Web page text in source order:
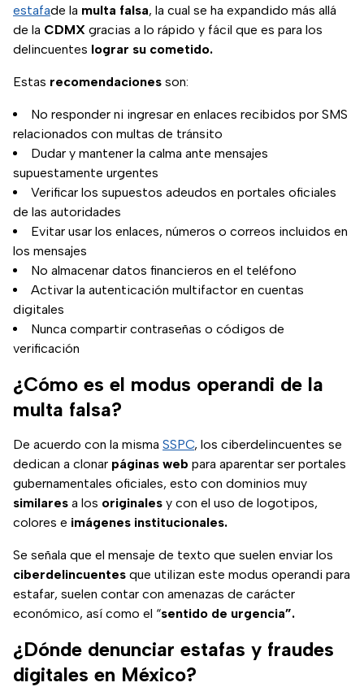
estafade la multa falsa, la cual se ha expandido más allá
de la CDMX gracias a lo rápido y fácil que es para los
delincuentes lograr su cometido.
Estas recomendaciones son:
No responder ni ingresar en enlaces recibidos por SMS
relacionados con multas de tránsito
Dudar y mantener la calma ante mensajes
supuestamente urgentes
Verificar los supuestos adeudos en portales oficiales
de las autoridades
Evitar usar los enlaces, números o correos incluidos en
los mensajes
No almacenar datos financieros en el teléfono
Activar la autenticación multifactor en cuentas
digitales
Nunca compartir contraseñas o códigos de
verificación
¿Cómo es el modus operandi de la
multa falsa?
De acuerdo con la misma SSPC, los ciberdelincuentes se
dedican a clonar páginas web para aparentar ser portales
gubernamentales oficiales, esto con dominios muy
similares a los originales y con el uso de logotipos,
colores e imágenes institucionales.
Se señala que el mensaje de texto que suelen enviar los
ciberdelincuentes que utilizan este modus operandi para
estafar, suelen contar con amenazas de carácter
económico, así como el “sentido de urgencia”.
¿Dónde denunciar estafas y fraudes
digitales en México?